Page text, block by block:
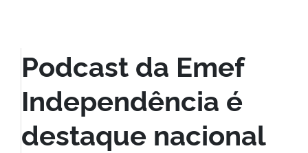
Podcast da Emef
Independência é
destaque nacional